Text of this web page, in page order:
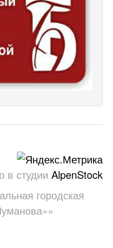
в студии AlpenStock
городская